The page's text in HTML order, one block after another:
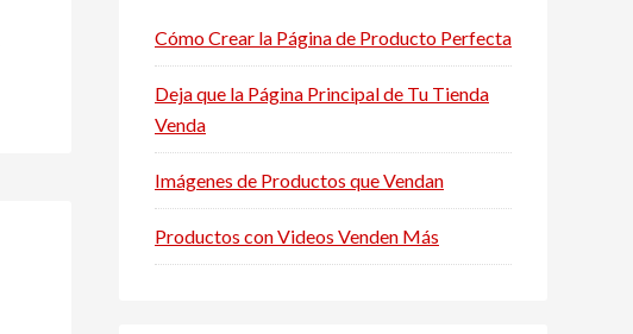
Cómo Crear la Página de Producto Perfecta
Deja que la Página Principal de Tu Tienda
Venda
Imágenes de Productos que Vendan
Productos con Videos Venden Más